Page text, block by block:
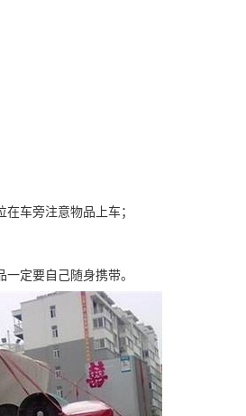
车旁注意物品上车；
定要自己随身携带。